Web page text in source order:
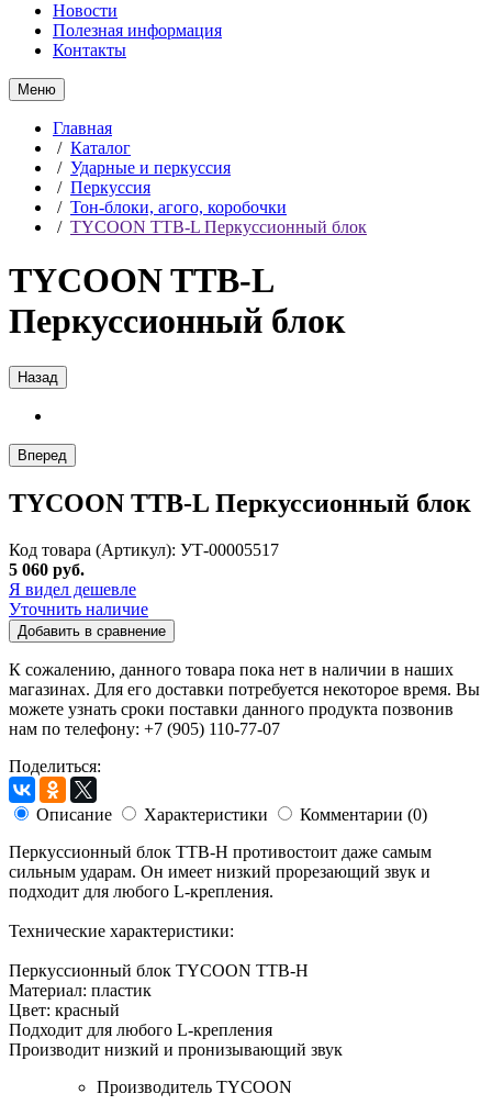
Новости
Полезная информация
Контакты
Меню
Главная
/ Каталог
/ Ударные и перкуссия
/ Перкуссия
/ Тон-блоки, агого, коробочки
/ TYCOON TTB-L Перкуссионный блок
TYCOON TTB-L
Перкуссионный блок
Назад
Вперед
TYCOON TTB-L Перкуссионный блок
Код товара (Артикул): УТ-00005517
5 060 руб.
Я видел дешевле
Уточнить наличие
Добавить в сравнение
К сожалению, данного товара пока нет в наличии в наших
магазинах. Для его доставки потребуется некоторое время. Вы
можете узнать сроки поставки данного продукта позвонив
нам по телефону: +7 (905) 110-77-07
Поделиться:
Описание Характеристики
Комментарии (0)
Перкуссионный блок TTB-H противостоит даже самым
сильным ударам. Он имеет низкий прорезающий звук и
подходит для любого L-крепления.
Технические характеристики:
Перкуссионный блок TYCOON TTB-H
Материал: пластик
Цвет: красный
Подходит для любого L-крепления
Производит низкий и пронизывающий звук
Производитель TYCOON